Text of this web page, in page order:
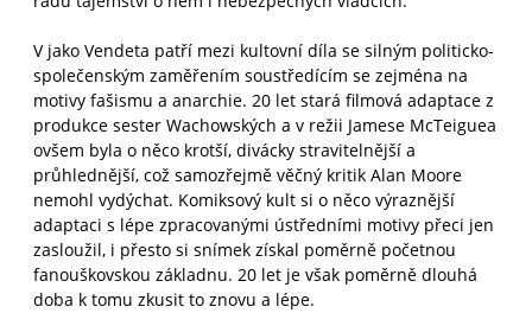
V jako Vendeta patří mezi kultovní díla se silným politicko-
společenským zaměřením soustředícím se zejména na
motivy fašismu a anarchie. 20 let stará filmová adaptace z
produkce sester Wachowských a v režii Jamese McTeiguea
ovšem byla o něco krotší, divácky stravitelnější a
průhlednější, což samozřejmě věčný kritik Alan Moore
nemohl vydýchat. Komiksový kult si o něco výraznější
adaptaci s lépe zpracovanými ústředními motivy přeci jen
zasloužil, i přesto si snímek získal poměrně početnou
fanouškovskou základnu. 20 let je však poměrně dlouhá
doba k tomu zkusit to znovu a lépe.